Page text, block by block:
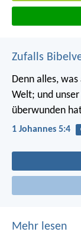
Zufalls
Denn alles,
Welt; und
überwunden
1 Johannes 5:4
Mehr lesen